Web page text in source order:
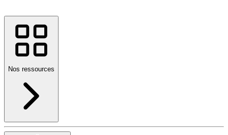
Nos ressources